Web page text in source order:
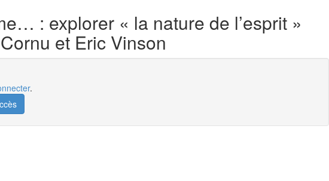
: explorer « la nature de l’esprit »
et Eric Vinson
.